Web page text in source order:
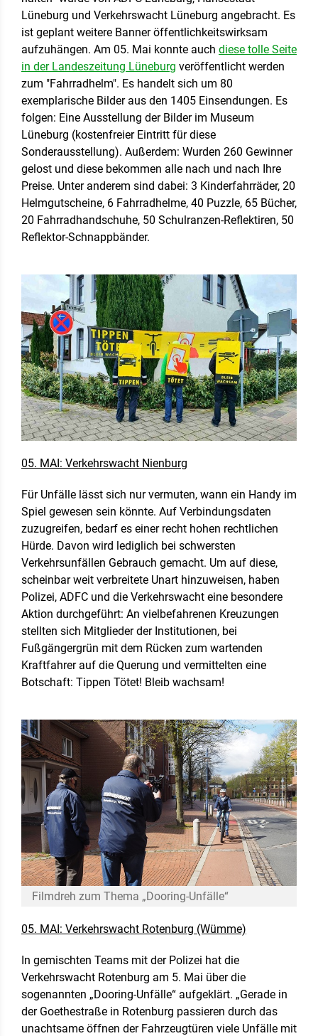
Lüneburg und Verkehrswacht Lüneburg angebracht. Es
ist geplant weitere Banner öffentlichkeitswirksam
aufzuhängen. Am 05. Mai konnte auch diese tolle Seite
in der Landeszeitung Lüneburg veröffentlicht werden
zum "Fahrradhelm". Es handelt sich um 80
exemplarische Bilder aus den 1405 Einsendungen. Es
folgen: Eine Ausstellung der Bilder im Museum
Lüneburg (kostenfreier Eintritt für diese
Sonderausstellung). Außerdem: Wurden 260 Gewinner
gelost und diese bekommen alle nach und nach Ihre
Preise. Unter anderem sind dabei: 3 Kinderfahrräder, 20
Helmgutscheine, 6 Fahrradhelme, 40 Puzzle, 65 Bücher,
20 Fahrradhandschuhe, 50 Schulranzen-Reflektiren, 50
Reflektor-Schnappbänder.
05. MAI: Verkehrswacht Nienburg
Für Unfälle lässt sich nur vermuten, wann ein Handy im
Spiel gewesen sein könnte. Auf Verbindungsdaten
zuzugreifen, bedarf es einer recht hohen rechtlichen
Hürde. Davon wird lediglich bei schwersten
Verkehrsunfällen Gebrauch gemacht. Um auf diese,
scheinbar weit verbreitete Unart hinzuweisen, haben
Polizei, ADFC und die Verkehrswacht eine besondere
Aktion durchgeführt: An vielbefahrenen Kreuzungen
stellten sich Mitglieder der Institutionen, bei
Fußgängergrün mit dem Rücken zum wartenden
Kraftfahrer auf die Querung und vermittelten eine
Botschaft: Tippen Tötet! Bleib wachsam!
Filmdreh zum Thema „Dooring-Unfälle“
05. MAI: Verkehrswacht Rotenburg (Wümme)
In gemischten Teams mit der Polizei hat die
Verkehrswacht Rotenburg am 5. Mai über die
sogenannten „Dooring-Unfälle“ aufgeklärt. „Gerade in
der Goethestraße in Rotenburg passieren durch das
unachtsame öffnen der Fahrzeugtüren viele Unfälle mit